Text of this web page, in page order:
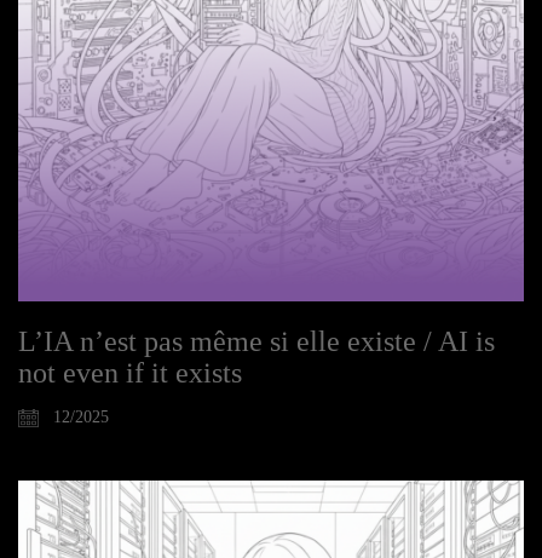
L’IA n’est pas même si elle existe / AI is
not even if it exists
12/2025